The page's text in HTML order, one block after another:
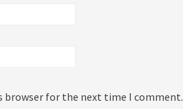
browser for the next time I comment.